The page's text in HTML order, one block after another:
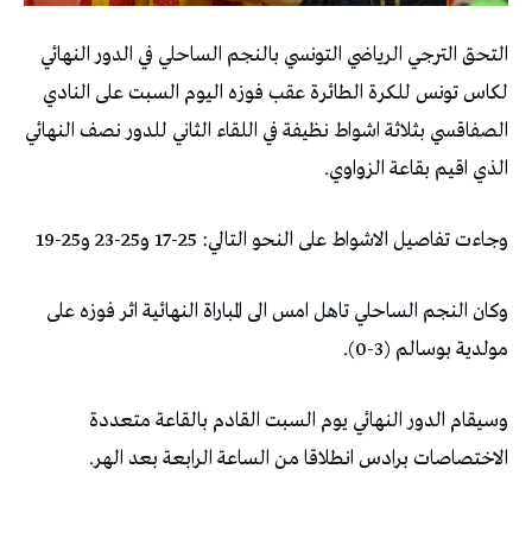
التحق الترجي الرياضي التونسي بالنجم الساحلي في الدور النهائي
لكاس تونس للكرة الطائرة عقب فوزه اليوم السبت على النادي
الصفاقسي بثلاثة اشواط نظيفة في اللقاء الثاني للدور نصف النهائي
الذي اقيم بقاعة الزواوي.
وجاءت تفاصيل الاشواط على النحو التالي: 25-17 و25-23 و25-19
وكان النجم الساحلي تاهل امس الى المباراة النهائية اثر فوزه على
مولدية بوسالم (3-0).
وسيقام الدور النهائي يوم السبت القادم بالقاعة متعددة
الاختصاصات برادس انطلاقا من الساعة الرابعة بعد الهر.